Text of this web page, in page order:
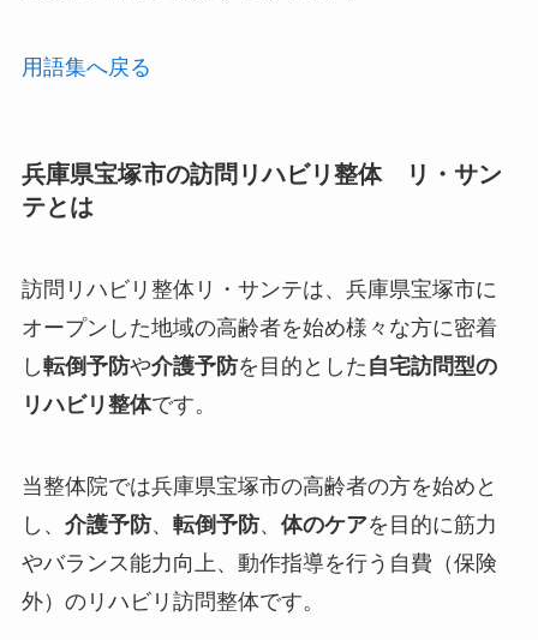
用語集へ戻る
兵庫県宝塚市の訪問リハビリ整体 リ・サン
テとは
訪問リハビリ整体リ・サンテは、兵庫県宝塚市に
オープンした地域の高齢者を始め様々な方に密着
し転倒予防や介護予防を目的とした 自宅訪問型の
リハビリ整体です。
当整体院では兵庫県宝塚市の高齢者の方を始めと
し、 介護予防、 転倒予防、 体のケアを目的に筋力
やバランス能力向上、動作指導を行う 自費（保険
外） のリハビリ訪問整体です。